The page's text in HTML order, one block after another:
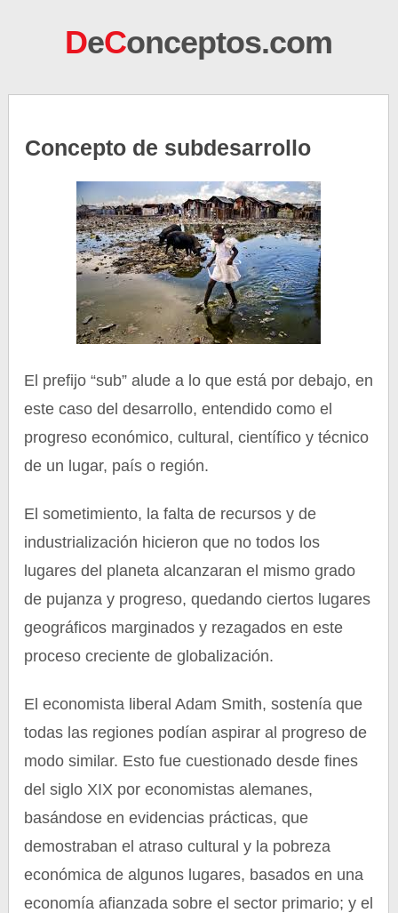
DeConceptos.com
Concepto de subdesarrollo
El prefijo “sub” alude a lo que está por debajo, en
este caso del desarrollo, entendido como el
progreso económico, cultural, científico y técnico
de un lugar, país o región.
El sometimiento, la falta de recursos y de
industrialización hicieron que no todos los
lugares del planeta alcanzaran el mismo grado
de pujanza y progreso, quedando ciertos lugares
geográficos marginados y rezagados en este
proceso creciente de globalización.
El economista liberal Adam Smith, sostenía que
todas las regiones podían aspirar al progreso de
modo similar. Esto fue cuestionado desde fines
del siglo XIX por economistas alemanes,
basándose en evidencias prácticas, que
demostraban el atraso cultural y la pobreza
económica de algunos lugares, basados en una
economía afianzada sobre el sector primario; y el